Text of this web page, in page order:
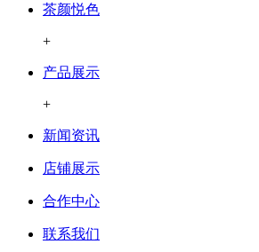
茶颜悦色
+
产品展示
+
新闻资讯
店铺展示
合作中心
联系我们